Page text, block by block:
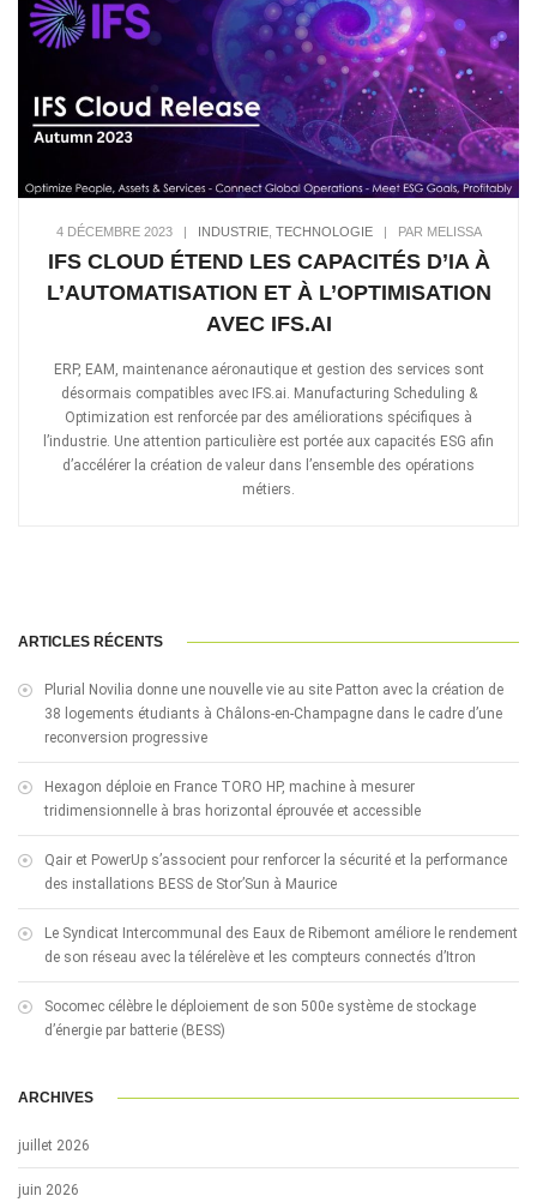
4 DÉCEMBRE 2023| INDUSTRIE, TECHNOLOGIE| PAR MELISSA
IFS CLOUD ÉTEND LES CAPACITÉS D’IA À
L’AUTOMATISATION ET À L’OPTIMISATION
AVEC IFS.AI
ERP, EAM, maintenance aéronautique et gestion des services sont
désormais compatibles avec IFS.ai. Manufacturing Scheduling &
Optimization est renforcée par des améliorations spécifiques à
l’industrie. Une attention particulière est portée aux capacités ESG afin
d’accélérer la création de valeur dans l’ensemble des opérations
métiers.
ARTICLES RÉCENTS
Plurial Novilia donne une nouvelle vie au site Patton avec la création de
38 logements étudiants à Châlons-en-Champagne dans le cadre d’une
reconversion progressive
Hexagon déploie en France TORO HP, machine à mesurer
tridimensionnelle à bras horizontal éprouvée et accessible
Qair et PowerUp s’associent pour renforcer la sécurité et la performance
des installations BESS de Stor’Sun à Maurice
Le Syndicat Intercommunal des Eaux de Ribemont améliore le rendement
de son réseau avec la télérelève et les compteurs connectés d’Itron
Socomec célèbre le déploiement de son 500e système de stockage
d’énergie par batterie (BESS)
ARCHIVES
juillet 2026
juin 2026